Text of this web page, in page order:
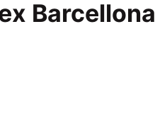
Barcellona